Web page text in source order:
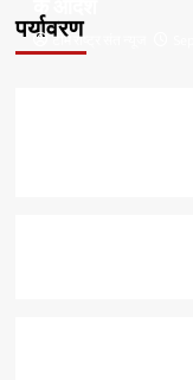
पर्यावरण
के आदेश
टीम राष्ट्र संत न्यूज